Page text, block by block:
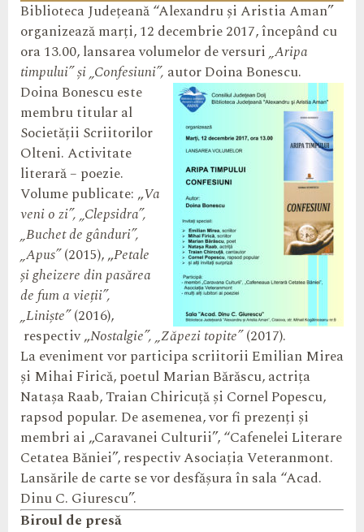
Biblioteca Județeană “Alexandru și Aristia Aman”
organizează marți, 12 decembrie 2017, începând cu
ora 13.00, lansareavolumelor de versuri„Aripa
timpului” și „Confesiuni”, autor Doina Bonescu.
Doina Bonescu este
membru titular al
Societății Scriitorilor
Olteni. Activitate
literară – poezie.
Volume publicate: „Va
veni o zi”, „Clepsidra”,
„Buchet de gânduri”,
„Apus”(2015), „Petale
și gheizere din pasărea
de fum a vieții”,
„Liniște”(2016),
respectiv „Nostalgie”, „Zăpezi topite”(2017).
La eveniment vor participa scriitoriiEmilian Mirea
și Mihai Firică, poetul Marian Bărăscu, actrița
Natașa Raab, Traian Chiricuță și Cornel Popescu,
rapsod popular. De asemenea, vor fi prezenți și
membri ai „Caravanei Culturii”, “Cafenelei Literare
Cetatea Băniei”, respectiv Asociația Veteranmont.
Lansările de carte se vor desfășura în sala “Acad.
Dinu C. Giurescu”.
Biroul de presă